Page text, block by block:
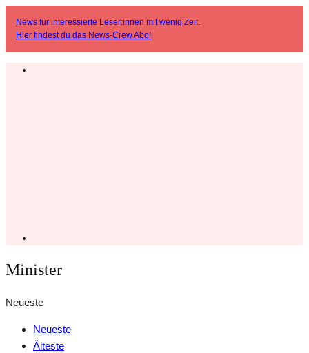
News für interessierte Leser:innen mit wenig Zeit.
Hier findest du das News-Crew Abo!
Minister
Neueste
Neueste
Älteste